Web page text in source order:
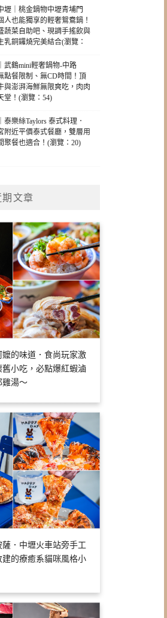
壢｜桃金鍋物中壢青埔門
人也能獨享的輕奢鴛鴦鍋！
蔬菜自助吧、現調手搖飲與
乳銅鑼燒完美結合(瀏覽：
武鶴mini輕奢鍋物-中路
點餐限制、無CD時間！頂
與澎湃海鮮無限爽吃，肉肉
堂！(瀏覽：54)
泰樂絲Taylors 泰式料理．
附近平價泰式餐廳，雙層用
聚餐也適合！(瀏覽：20)
期文章
的味道．食尚玩家激
小吃，必點爆紅蝦滷
雞湯～
．中壢火車站旁手工
的療癒系貓咪風格小